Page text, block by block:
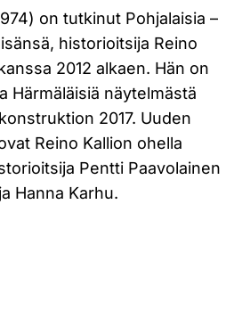
on tutkinut Pohjalaisia –
historioitsija Reino
2012 alkaen. Hän on
Härmäläisiä näytelmästä
2017. Uuden
Reino Kallion ohella
Pentti Paavolainen
Hanna Karhu.